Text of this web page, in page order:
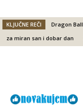
KLJUČNE REČI Dragon Ball
za miran san i dobar dan